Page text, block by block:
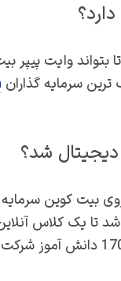
وایت پیپر
سرمایه گذاران
دیجیتال شد؟
و در ابتدا روی بیت
تا یک کلاس
ارزهای دیجیتال باز کند. در کلاس‌